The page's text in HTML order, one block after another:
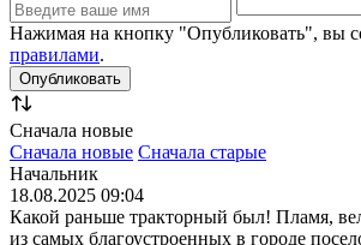
Нажимая на кнопку "Опубликовать", вы
правилами.
Сначала новые
Сначала новые Сначала старые
Начальник
18.08.2025 09:04
Какой раньше тракторный был! Пламя,
из самых благоустроенных в городе